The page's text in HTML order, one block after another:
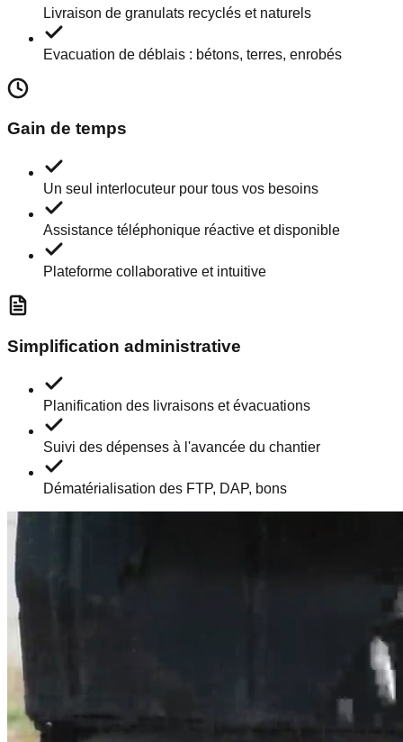
Livraison de granulats recyclés et naturels
Evacuation de déblais : bétons, terres, enrobés
Gain de temps
Un seul interlocuteur pour tous vos besoins
Assistance téléphonique réactive et disponible
Plateforme collaborative et intuitive
Simplification administrative
Planification des livraisons et évacuations
Suivi des dépenses à l'avancée du chantier
Dématérialisation des FTP, DAP, bons